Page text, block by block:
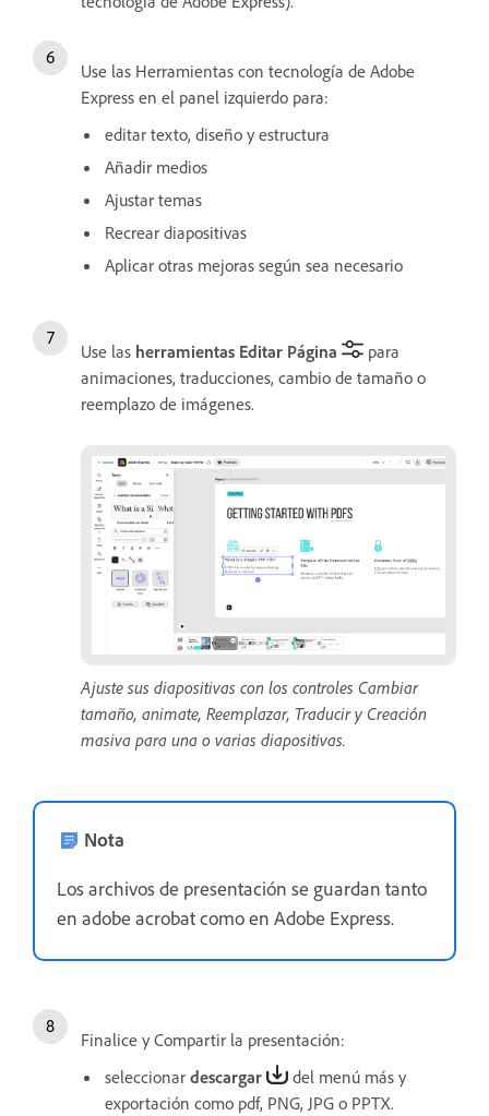
Use las Herramientas con tecnología de Adobe
Express en el panel izquierdo para:
editar texto, diseño y estructura
Añadir medios
Ajustar temas
Recrear diapositivas
Aplicar otras mejoras según sea necesario
Use las herramientas Editar Página
para
animaciones, traducciones, cambio de tamaño o
reemplazo de imágenes.
Ajuste sus diapositivas con los controles Cambiar
tamaño, animate, Reemplazar, Traducir y Creación
masiva para una o varias diapositivas.
Nota
Los archivos de presentación se guardan tanto
en adobe acrobat como en Adobe Express.
Finalice y Compartir la presentación:
seleccionar descargar
del menú más y
exportación como pdf, PNG, JPG o PPTX.